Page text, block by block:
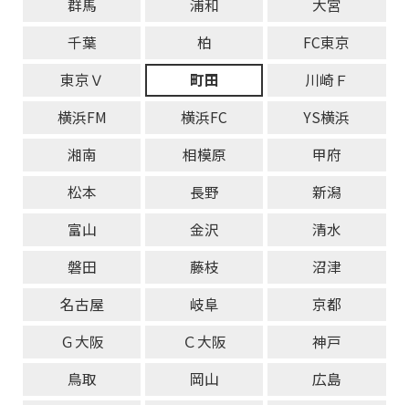
群馬
浦和
大宮
千葉
柏
FC東京
東京Ｖ
町田
川崎Ｆ
横浜FM
横浜FC
YS横浜
湘南
相模原
甲府
松本
長野
新潟
富山
金沢
清水
磐田
藤枝
沼津
名古屋
岐阜
京都
Ｇ大阪
Ｃ大阪
神戸
鳥取
岡山
広島